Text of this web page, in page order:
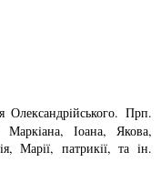
Прп.
Іоана, Якова,
Марiї, патрикiї, та iн.